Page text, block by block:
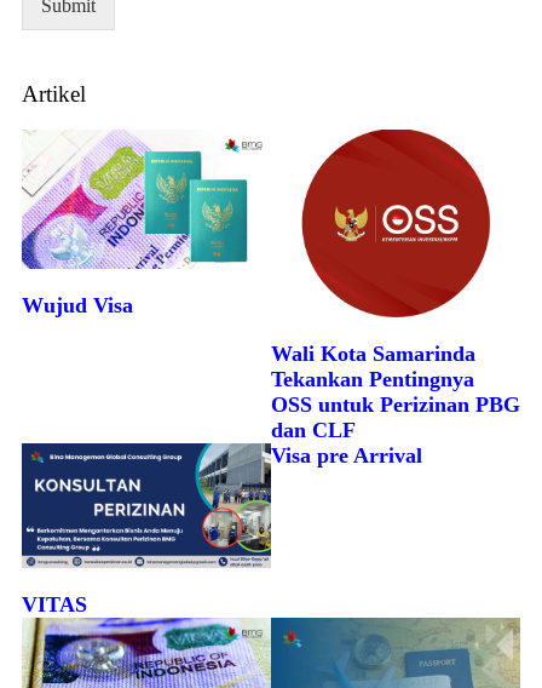
Submit
Artikel
Wujud Visa
Wali Kota Samarinda
Tekankan Pentingnya
OSS untuk Perizinan PBG
dan CLF
VITAS
Visa pre Arrival